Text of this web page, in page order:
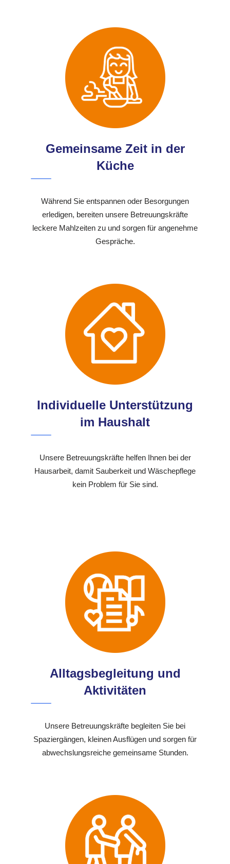
Gemeinsame Zeit in der
Küche
Während Sie entspannen oder Besorgungen
erledigen, bereiten unsere Betreuungskräfte
leckere Mahlzeiten zu und sorgen für angenehme
Gespräche.
Individuelle Unterstützung
im Haushalt
Unsere Betreuungskräfte helfen Ihnen bei der
Hausarbeit, damit Sauberkeit und Wäschepflege
kein Problem für Sie sind.
Alltagsbegleitung und
Aktivitäten
Unsere Betreuungskräfte begleiten Sie bei
Spaziergängen, kleinen Ausflügen und sorgen für
abwechslungsreiche gemeinsame Stunden.